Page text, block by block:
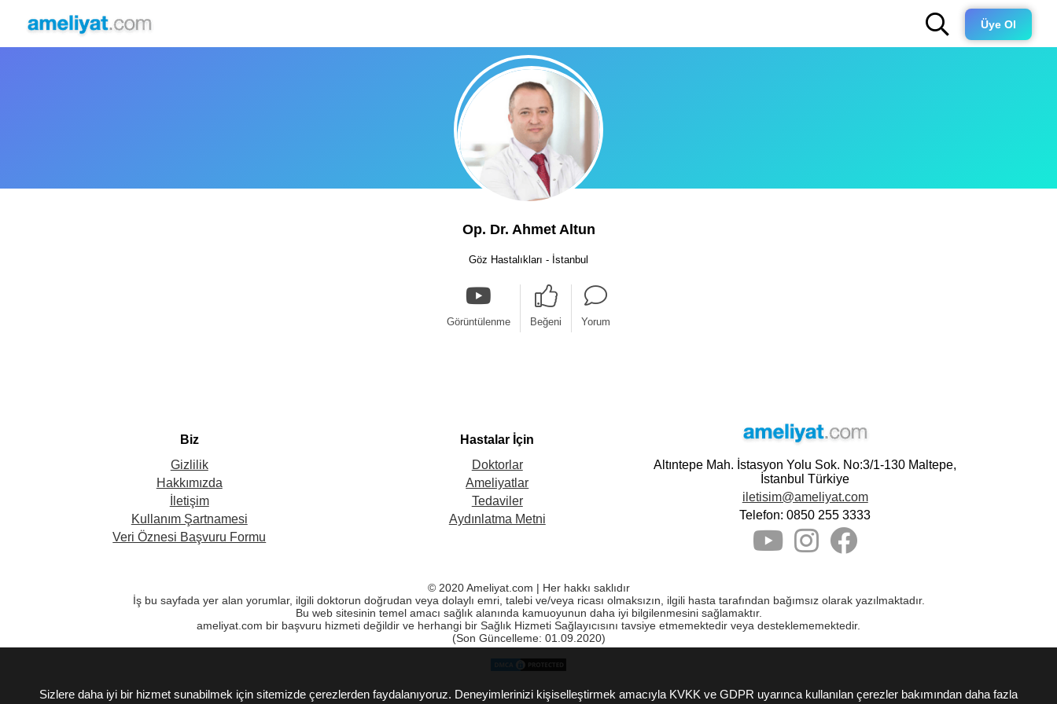
Üye Ol
Sizlere daha iyi bir hizmet sunabilmek için sitemizde çerezlerden faydalanıyoruz. Deneyimlerinizi kişiselleştirmek amacıyla KVKK ve GDPR uyarınca kullanılan çerezler bakımından daha fazla
Op. Dr. Ahmet Altun
Göz Hastalıkları - İstanbul
Görüntülenme Beğeni Yorum
Biz
Gizlilik
Hakkımızda
İletişim
Kullanım Şartnamesi
Veri Öznesi Başvuru Formu
Hastalar İçin
Doktorlar
Ameliyatlar
Tedaviler
Aydınlatma Metni
Altıntepe Mah. İstasyon Yolu Sok. No:3/1-130 Maltepe,
İstanbul Türkiye
iletisim@ameliyat.com
Telefon: 0850 255 3333
© 2020 Ameliyat.com | Her hakkı saklıdır
İş bu sayfada yer alan yorumlar, ilgili doktorun doğrudan veya dolaylı emri, talebi ve/veya ricası olmaksızın, ilgili hasta tarafından bağımsız olarak yazılmaktadır.
Bu web sitesinin temel amacı sağlık alanında kamuoyunun daha iyi bilgilenmesini sağlamaktır.
ameliyat.com bir başvuru hizmeti değildir ve herhangi bir Sağlık Hizmeti Sağlayıcısını tavsiye etmemektedir veya desteklememektedir.
(Son Güncelleme: 01.09.2020)